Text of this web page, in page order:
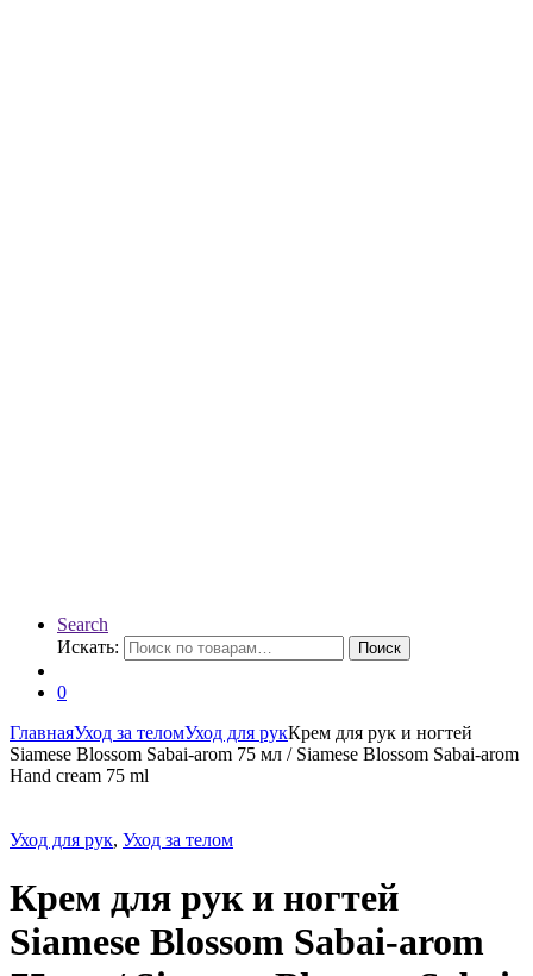
Search
Искать:
Поиск
0
ГлавнаяУход за теломУход для рукКрем для рук и ногтей
Siamese Blossom Sabai-arom 75 мл / Siamese Blossom Sabai-arom
Hand cream 75 ml
Уход для рук, Уход за телом
Крем для рук и ногтей
Siamese Blossom Sabai-arom